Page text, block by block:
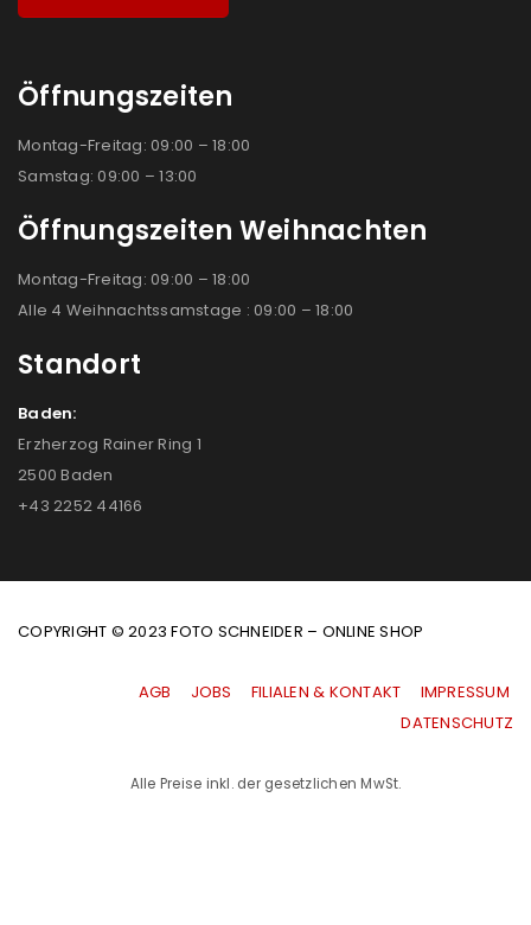
Öffnungszeiten
Montag-Freitag: 09:00 – 18:00
Samstag: 09:00 – 13:00
Öffnungszeiten Weihnachten
Montag-Freitag: 09:00 – 18:00
Alle 4 Weihnachtssamstage : 09:00 – 18:00
Standort
Baden:
Erzherzog Rainer Ring 1
2500 Baden
+43 2252 44166
COPYRIGHT © 2023 FOTO SCHNEIDER – ONLINE SHOP
AGB JOBS FILIALEN & KONTAKT
IMPRESSUM
|DATENSCHUTZ
Alle Preise inkl. der gesetzlichen MwSt.